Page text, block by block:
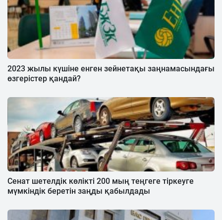
2023 жылы күшіне енген зейнетақы заңнамасындағы
өзгерістер қандай?
Сенат шетелдік көлікті 200 мың теңгеге тіркеуге
мүмкіндік беретін заңды қабылдады